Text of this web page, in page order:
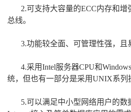
2.可支持大容量的ECC内存和
总线。
3.功能较全面、可管理性强，且
4.采用Intel服务器CPU和
统，但也有一部分是采用UNIX系列
5.可以满足中小型网络用户的数